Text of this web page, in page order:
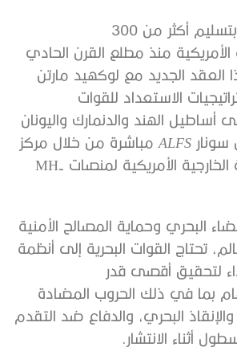
وقد قامت تاليس بتسليم أكثر من 300
الأمريكية منذ مطلع القرن الحادي
العقد الجديد مع لوكهيد مارتن
الاستعداد للقوات
أساطيل الهند والدنمارك واليونان
سونار ALFS مباشرة من خلال مركز
المبيعات العسكرية الخارجية الأمريكية لمنصات MH-
البحري وحماية المصالح الأمنية
تحتاج القوات البحرية إلى أنظمة
لتحقيق أقصى قدر
بما في ذلك الحروب المضادة
البحري، والدفاع ضد التقدم
أثناء الانتشار.